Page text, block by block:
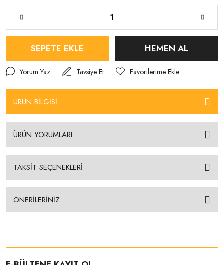
SEPETE EKLE HEMEN AL
Yorum Yaz Tavsiye Et
ÜRÜN BİLGİSİ
ÜRÜN YORUMLARI
TAKSİT SEÇENEKLERİ
ÖNERİLERİNİZ